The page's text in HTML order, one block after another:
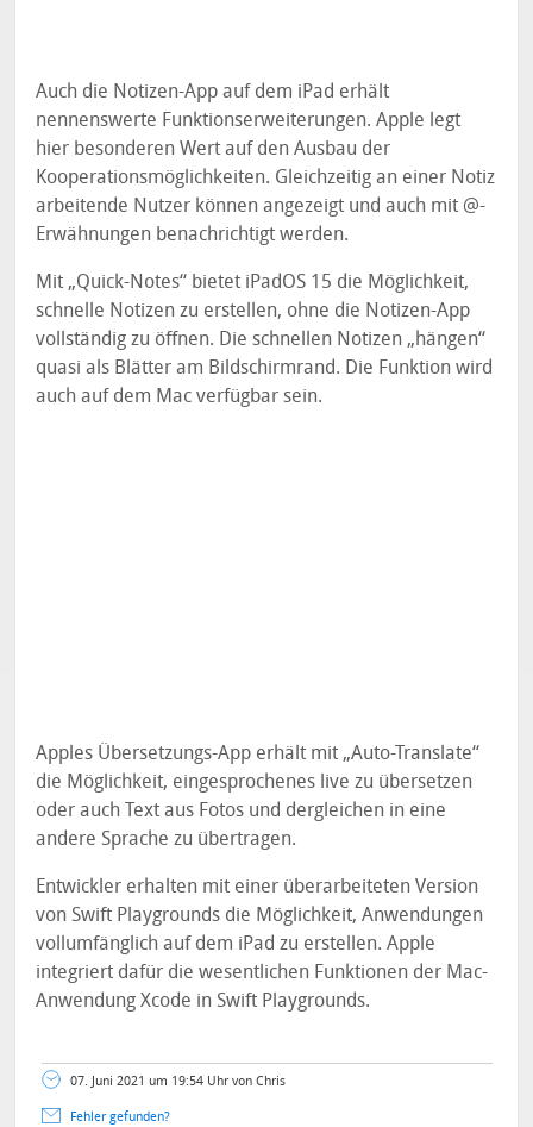
Auch die Notizen-App auf dem iPad erhält
nennenswerte Funktionserweiterungen. Apple legt
hier besonderen Wert auf den Ausbau der
Kooperationsmöglichkeiten. Gleichzeitig an einer Notiz
arbeitende Nutzer können angezeigt und auch mit @-
Erwähnungen benachrichtigt werden.
Mit „Quick-Notes“ bietet iPadOS 15 die Möglichkeit,
schnelle Notizen zu erstellen, ohne die Notizen-App
vollständig zu öffnen. Die schnellen Notizen „hängen“
quasi als Blätter am Bildschirmrand. Die Funktion wird
auch auf dem Mac verfügbar sein.
Apples Übersetzungs-App erhält mit „Auto-Translate“
die Möglichkeit, eingesprochenes live zu übersetzen
oder auch Text aus Fotos und dergleichen in eine
andere Sprache zu übertragen.
Entwickler erhalten mit einer überarbeiteten Version
von Swift Playgrounds die Möglichkeit, Anwendungen
vollumfänglich auf dem iPad zu erstellen. Apple
integriert dafür die wesentlichen Funktionen der Mac-
Anwendung Xcode in Swift Playgrounds.
07. Juni 2021 um 19:54 Uhr von Chris
Fehler gefunden?